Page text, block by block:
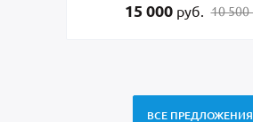
15 000руб. 10 500 руб.
ВСЕ ПРЕДЛОЖЕНИЯ